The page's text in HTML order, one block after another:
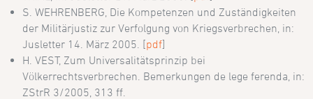
S. WEHRENBERG, Die Kompetenzen und Zuständigkeiten
der Militärjustiz zur Verfolgung von Kriegsverbrechen, in:
Jusletter 14. März 2005. [pdf]
H. VEST, Zum Universalitätsprinzip bei
Völkerrechtsverbrechen. Bemerkungen de lege ferenda, in:
ZStrR 3/2005, 313 ff.